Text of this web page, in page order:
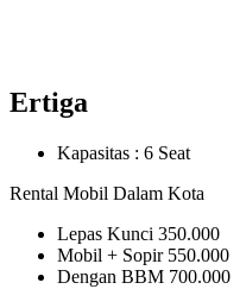
Ertiga
Kapasitas : 6 Seat
Rental Mobil Dalam Kota
Lepas Kunci 350.000
Mobil + Sopir 550.000
Dengan BBM 700.000